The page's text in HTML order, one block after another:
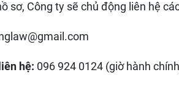
sơ, Công ty sẽ chủ động liên hệ
hệ: 096 924 0124 (giờ hành